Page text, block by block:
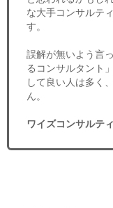
な大手コンサルテ
す。
誤解が無いよう言
るコンサルタント
して良い人は多く
ん。
ワイズコンサルテ